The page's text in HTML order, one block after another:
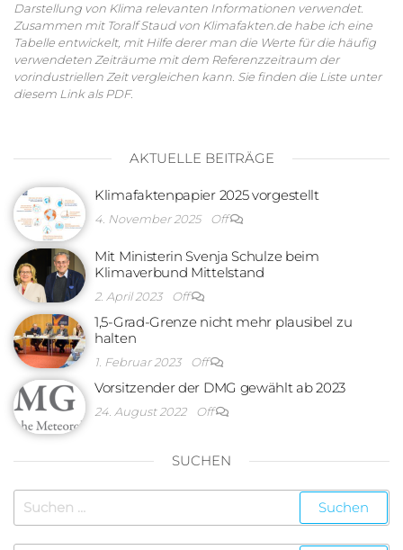
Darstellung von Klima relevanten Informationen verwendet.
Zusammen mit Toralf Staud von Klimafakten.de habe ich eine
Tabelle entwickelt, mit Hilfe derer man die Werte für die häufig
verwendeten Zeiträume mit dem Referenzzeitraum der
vorindustriellen Zeit vergleichen kann. Sie finden die Liste unter
diesem Link als PDF.
AKTUELLE BEITRÄGE
Klimafaktenpapier 2025 vorgestellt
4. November 2025 Off
Mit Ministerin Svenja Schulze beim
Klimaverbund Mittelstand
2. April 2023 Off
1,5-Grad-Grenze nicht mehr plausibel zu
halten
1. Februar 2023 Off
Vorsitzender der DMG gewählt ab 2023
24. August 2022 Off
SUCHEN